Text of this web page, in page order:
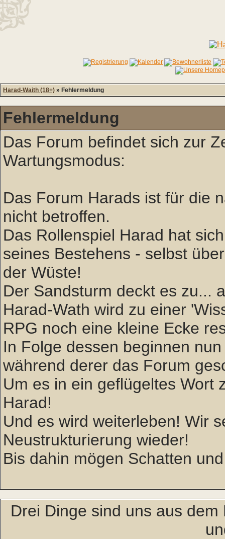
Harad-Waith (18+) » Fehlermeldung
Fehlermeldung
Das Forum befindet sich zur
Wartungsmodus:
Das Forum Harads ist für die
nicht betroffen.
Das Rollenspiel Harad hat
seines Bestehens - selbst
der Wüste!
Der Sandsturm deckt es zu...
Harad-Wath wird zu einer
RPG noch eine kleine Ecke
In Folge dessen beginnen
während derer das Forum
Um es in ein geflügeltes Wort
Harad!
Und es wird weiterleben! Wir
Neustrukturierung wieder!
Bis dahin mögen Schatten
Drei Dinge sind uns aus